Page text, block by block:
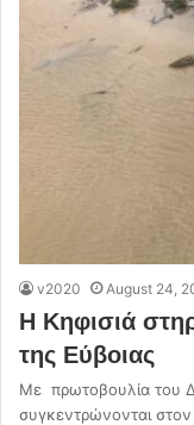
v2020 August 24,
Η Κηφισιά
της Εύβοιας
Με πρωτοβουλία του
συγκεντρώνονται